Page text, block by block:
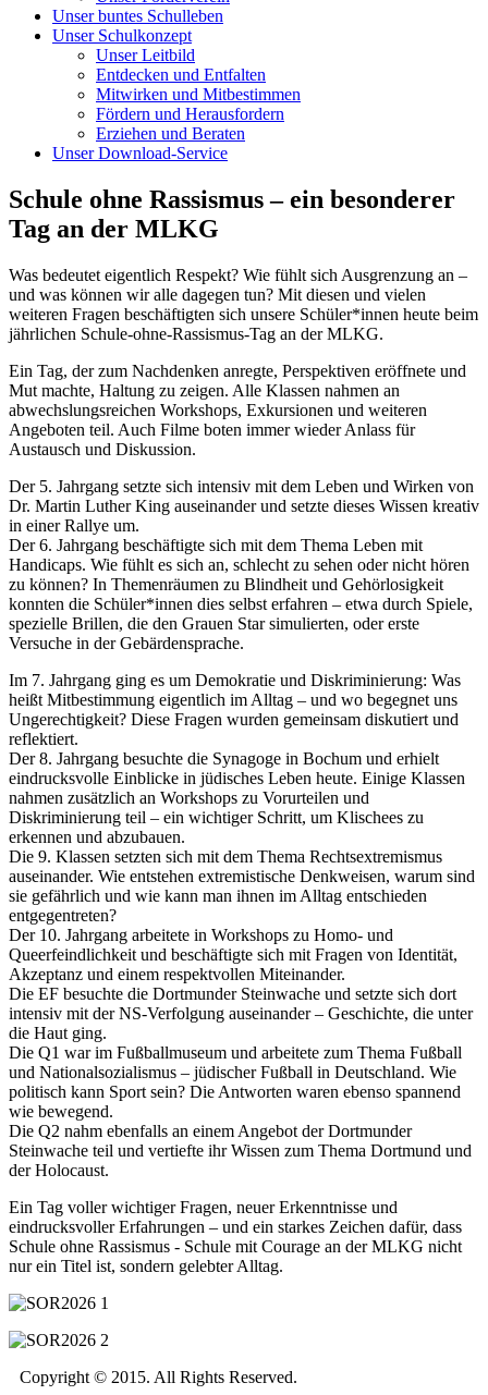
Unser buntes Schulleben
Unser Schulkonzept
Unser Leitbild
Entdecken und Entfalten
Mitwirken und Mitbestimmen
Fördern und Herausfordern
Erziehen und Beraten
Unser Download-Service
Schule ohne Rassismus – ein besonderer
Tag an der MLKG
Was bedeutet eigentlich Respekt? Wie fühlt sich Ausgrenzung an –
und was können wir alle dagegen tun? Mit diesen und vielen
weiteren Fragen beschäftigten sich unsere Schüler*innen heute beim
jährlichen Schule-ohne-Rassismus-Tag an der MLKG.
Ein Tag, der zum Nachdenken anregte, Perspektiven eröffnete und
Mut machte, Haltung zu zeigen. Alle Klassen nahmen an
abwechslungsreichen Workshops, Exkursionen und weiteren
Angeboten teil. Auch Filme boten immer wieder Anlass für
Austausch und Diskussion.
Der 5. Jahrgang setzte sich intensiv mit dem Leben und Wirken von
Dr. Martin Luther King auseinander und setzte dieses Wissen kreativ
in einer Rallye um.
Der 6. Jahrgang beschäftigte sich mit dem Thema Leben mit
Handicaps. Wie fühlt es sich an, schlecht zu sehen oder nicht hören
zu können? In Themenräumen zu Blindheit und Gehörlosigkeit
konnten die Schüler*innen dies selbst erfahren – etwa durch Spiele,
spezielle Brillen, die den Grauen Star simulierten, oder erste
Versuche in der Gebärdensprache.
Im 7. Jahrgang ging es um Demokratie und Diskriminierung: Was
heißt Mitbestimmung eigentlich im Alltag – und wo begegnet uns
Ungerechtigkeit? Diese Fragen wurden gemeinsam diskutiert und
reflektiert.
Der 8. Jahrgang besuchte die Synagoge in Bochum und erhielt
eindrucksvolle Einblicke in jüdisches Leben heute. Einige Klassen
nahmen zusätzlich an Workshops zu Vorurteilen und
Diskriminierung teil – ein wichtiger Schritt, um Klischees zu
erkennen und abzubauen.
Die 9. Klassen setzten sich mit dem Thema Rechtsextremismus
auseinander. Wie entstehen extremistische Denkweisen, warum sind
sie gefährlich und wie kann man ihnen im Alltag entschieden
entgegentreten?
Der 10. Jahrgang arbeitete in Workshops zu Homo- und
Queerfeindlichkeit und beschäftigte sich mit Fragen von Identität,
Akzeptanz und einem respektvollen Miteinander.
Die EF besuchte die Dortmunder Steinwache und setzte sich dort
intensiv mit der NS-Verfolgung auseinander – Geschichte, die unter
die Haut ging.
Die Q1 war im Fußballmuseum und arbeitete zum Thema Fußball
und Nationalsozialismus – jüdischer Fußball in Deutschland. Wie
politisch kann Sport sein? Die Antworten waren ebenso spannend
wie bewegend.
Die Q2 nahm ebenfalls an einem Angebot der Dortmunder
Steinwache teil und vertiefte ihr Wissen zum Thema Dortmund und
der Holocaust.
Ein Tag voller wichtiger Fragen, neuer Erkenntnisse und
eindrucksvoller Erfahrungen – und ein starkes Zeichen dafür, dass
Schule ohne Rassismus - Schule mit Courage an der MLKG nicht
nur ein Titel ist, sondern gelebter Alltag.
Copyright © 2015. All Rights Reserved.